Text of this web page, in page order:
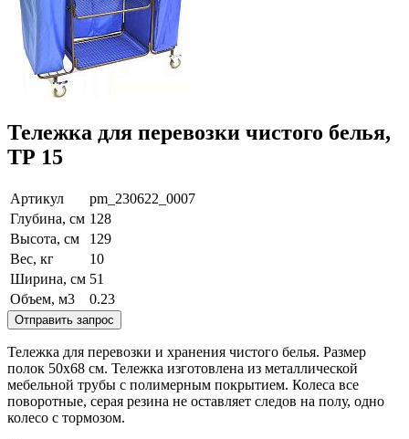
Тележка для перевозки чистого белья,
ТР 15
Артикул
pm_230622_0007
Глубина, см 128
Высота, см
129
Вес, кг
10
Ширина, см 51
Объем, м3
0.23
Отправить запрос
Тележка для перевозки и хранения чистого белья. Размер
полок 50х68 см. Тележка изготовлена из металлической
мебельной трубы с полимерным покрытием. Колеса все
поворотные, серая резина не оставляет следов на полу, одно
колесо с тормозом.